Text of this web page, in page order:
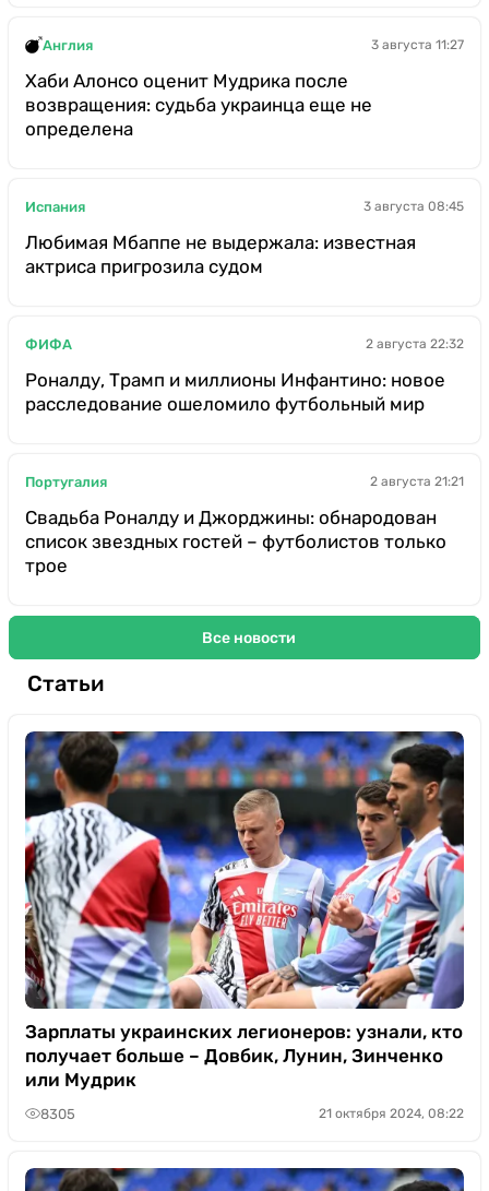
Англия 3 августа 11:27
Хаби Алонсо оценит Мудрика после
возвращения: судьба украинца еще не
определена
Испания 3 августа 08:45
Любимая Мбаппе не выдержала: известная
актриса пригрозила судом
ФИФА 2 августа 22:32
Роналду, Трамп и миллионы Инфантино: новое
расследование ошеломило футбольный мир
Португалия 2 августа 21:21
Свадьба Роналду и Джорджины: обнародован
список звездных гостей – футболистов только
трое
Все новости
Статьи
Зарплаты украинских легионеров: узнали, кто
получает больше – Довбик, Лунин, Зинченко
или Мудрик
8305 21 октября 2024, 08:22